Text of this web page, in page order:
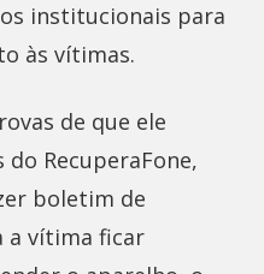
institucionais para
às vítimas.
de que ele
do RecuperaFone,
boletim de
a vítima ficar